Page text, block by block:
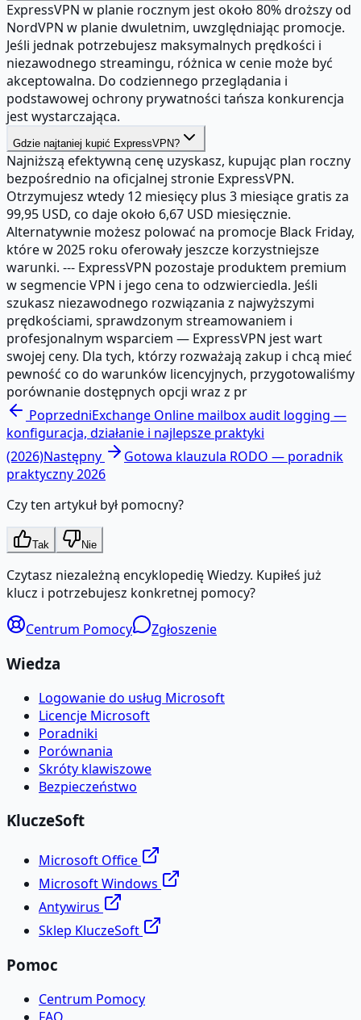
ExpressVPN w planie rocznym jest około 80% droższy od
NordVPN w planie dwuletnim, uwzględniając promocje.
Jeśli jednak potrzebujesz maksymalnych prędkości i
niezawodnego streamingu, różnica w cenie może być
akceptowalna. Do codziennego przeglądania i
podstawowej ochrony prywatności tańsza konkurencja
jest wystarczająca.
Gdzie najtaniej kupić ExpressVPN?
Najniższą efektywną cenę uzyskasz, kupując plan roczny
bezpośrednio na oficjalnej stronie ExpressVPN.
Otrzymujesz wtedy 12 miesięcy plus 3 miesiące gratis za
99,95 USD, co daje około 6,67 USD miesięcznie.
Alternatywnie możesz polować na promocje Black Friday,
które w 2025 roku oferowały jeszcze korzystniejsze
warunki. --- ExpressVPN pozostaje produktem premium
w segmencie VPN i jego cena to odzwierciedla. Jeśli
szukasz niezawodnego rozwiązania z najwyższymi
prędkościami, sprawdzonym streamowaniem i
profesjonalnym wsparciem — ExpressVPN jest wart
swojej ceny. Dla tych, którzy rozważają zakup i chcą mieć
pewność co do warunków licencyjnych, przygotowaliśmy
porównanie dostępnych opcji wraz z pr
PoprzedniExchange Online mailbox audit logging —
konfiguracja, działanie i najlepsze praktyki
(2026)Następny
Gotowa klauzula RODO — poradnik
praktyczny 2026
Czy ten artykuł był pomocny?
Tak Nie
Czytasz niezależną encyklopedię Wiedzy. Kupiłeś już
klucz i potrzebujesz konkretnej pomocy?
Centrum Pomocy Zgłoszenie
Wiedza
Logowanie do usług Microsoft
Licencje Microsoft
Poradniki
Porównania
Skróty klawiszowe
Bezpieczeństwo
KluczeSoft
Microsoft Office
Microsoft Windows
Antywirus
Sklep KluczeSoft
Pomoc
Centrum Pomocy
FAQ